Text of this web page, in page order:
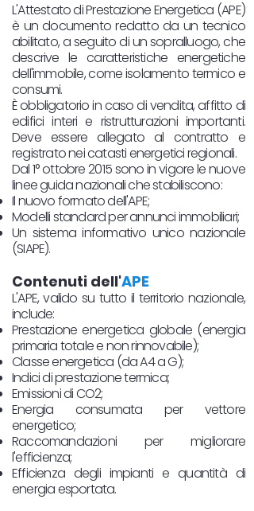
L'Attestato di Prestazione Energetica (APE)
è un documento redatto da un tecnico
abilitato, a seguito di un sopralluogo, che
descrive le caratteristiche energetiche
dell'immobile, come isolamento termico e
consumi.
È obbligatorio in caso di vendita, affitto di
edifici interi e ristrutturazioni importanti.
Deve essere allegato al contratto e
registrato nei catasti energetici regionali.
Dal 1° ottobre 2015 sono in vigore le nuove
linee guida nazionali che stabiliscono:
Il nuovo formato dell'APE;
Modelli standard per annunci immobiliari;
Un sistema informativo unico nazionale
(SIAPE).
Contenuti dell'APE
L'APE, valido su tutto il territorio nazionale,
include:
Prestazione energetica globale (energia
primaria totale e non rinnovabile);
Classe energetica (da A4 a G);
Indici di prestazione termica;
Emissioni di CO2;
Energia consumata per vettore
energetico;
Raccomandazioni per migliorare
l'efficienza;
Efficienza degli impianti e quantità di
energia esportata.